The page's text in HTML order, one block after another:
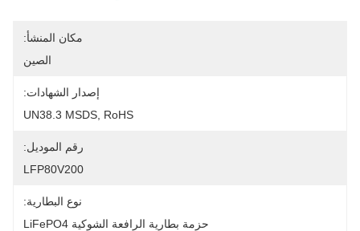
مكان المنشأ:
الصين
إصدار الشهادات:
UN38.3 MSDS, RoHS
رقم الموديل:
LFP80V200
نوع البطارية:
حزمة بطارية الرافعة الشوكية LiFePO4